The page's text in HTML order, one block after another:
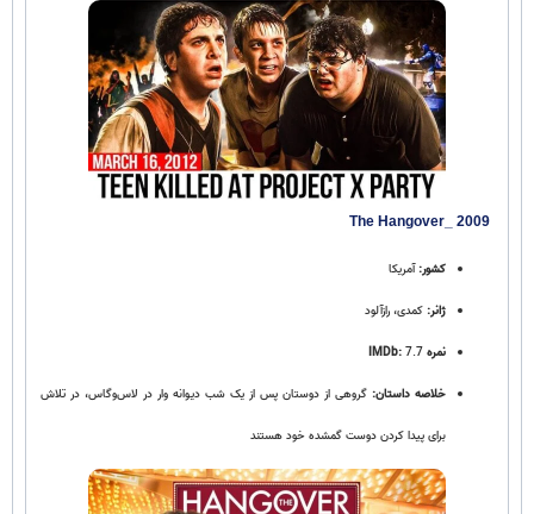
کشور:آمریکا
ژانر:کمدی، رازآلود
نمره IMDb:7.7
خلاصه داستان:گروهی از دوستان پس از یک شب دیوانه‌ وار در لاس‌وگاس، در تلاش
برای پیدا کردن دوست گمشده خود هستند